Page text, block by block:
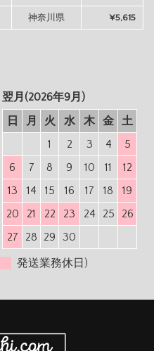
神奈川県 ¥5,615
翌月(2026年9月)
日
月 火 水 木 金
土
1
2 3 4
5
6
7 8 9 10 11
12
13
14 15 16 17 18
19
20
21 22 23 24 25
26
27
28 29 30
発送業務休日)